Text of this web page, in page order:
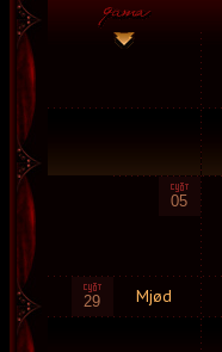
05
29 Mjød